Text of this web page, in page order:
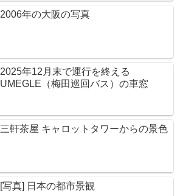
2006年の大阪の写真
2025年12月末で運行を終える
UMEGLE（梅田巡回バス）の車窓
三軒茶屋 キャロットタワーからの景色
[写真] 日本の都市景観